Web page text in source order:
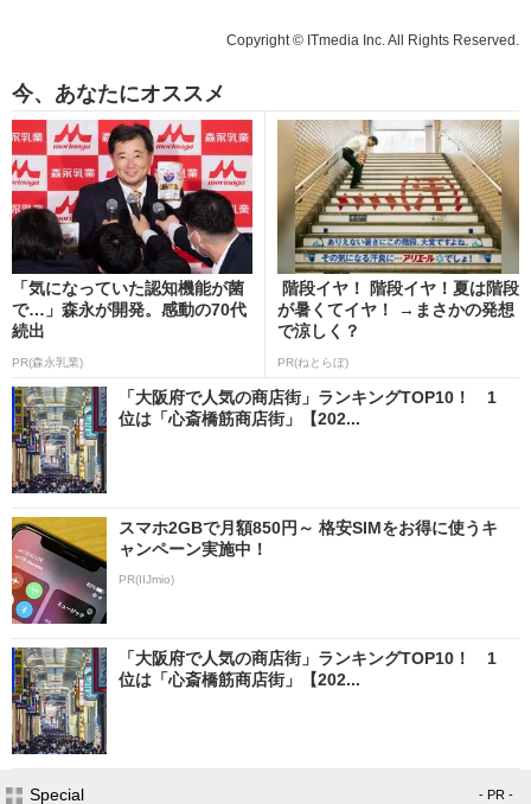
Copyright © ITmedia Inc. All Rights Reserved.
今、あなたにオススメ
「気になっていた認知機能が菌
で…」森永が開発。感動の70代
続出
PR(森永乳業)
階段イヤ！ 階段イヤ！夏は階段
が暑くてイヤ！ →まさかの発想
で涼しく？
PR(ねとらぼ)
「大阪府で人気の商店街」ランキングTOP10！ 1
位は「心斎橋筋商店街」【202...
スマホ2GBで月額850円～ 格安SIMをお得に使うキ
ャンペーン実施中！
PR(IIJmio)
「大阪府で人気の商店街」ランキングTOP10！ 1
位は「心斎橋筋商店街」【202...
Special - PR -